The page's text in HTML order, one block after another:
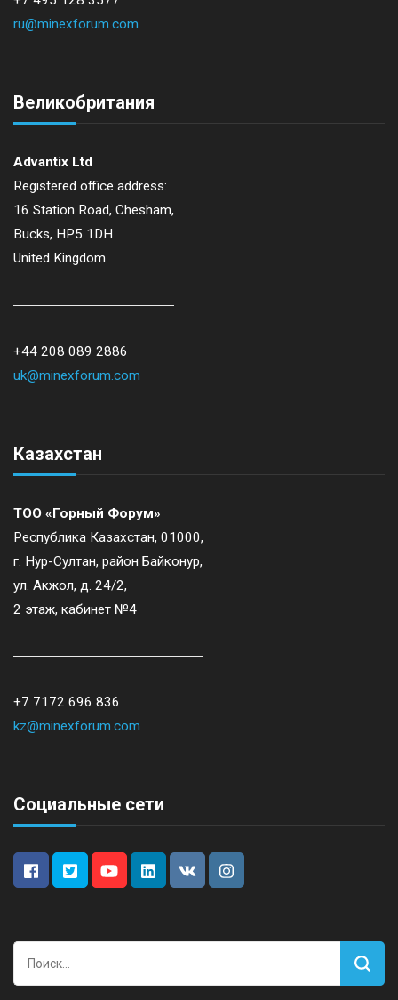
ru@minexforum.com
Великобритания
Advantix Ltd
Registered office address:
16 Station Road, Chesham,
Bucks, HP5 1DH
United Kingdom
+44 208 089 2886
uk@minexforum.com
Казахстан
ТОО «Горный Форум»
Республика Казахстан, 01000,
г. Нур-Султан, район Байконур,
ул. Акжол, д. 24/2,
2 этаж, кабинет №4
+7 7172 696 836
kz@minexforum.com
Социальные сети
Найти: